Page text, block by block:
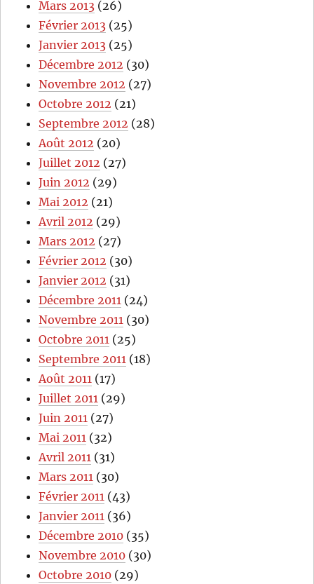
Mars 2013 (26)
Février 2013 (25)
Janvier 2013 (25)
Décembre 2012 (30)
Novembre 2012 (27)
Octobre 2012 (21)
Septembre 2012 (28)
Août 2012 (20)
Juillet 2012 (27)
Juin 2012 (29)
Mai 2012 (21)
Avril 2012 (29)
Mars 2012 (27)
Février 2012 (30)
Janvier 2012 (31)
Décembre 2011 (24)
Novembre 2011 (30)
Octobre 2011 (25)
Septembre 2011 (18)
Août 2011 (17)
Juillet 2011 (29)
Juin 2011 (27)
Mai 2011 (32)
Avril 2011 (31)
Mars 2011 (30)
Février 2011 (43)
Janvier 2011 (36)
Décembre 2010 (35)
Novembre 2010 (30)
Octobre 2010 (29)